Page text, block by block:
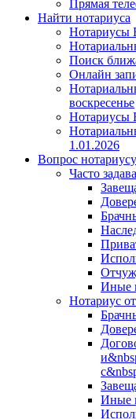
Прямая
Найти нотариуса
Нотариусы
Поиск
Онлайн
воскресенье
Нотариусы
1.01.2026
Вопрос нотариусу
Часто
Иные
Нотариус
Иные